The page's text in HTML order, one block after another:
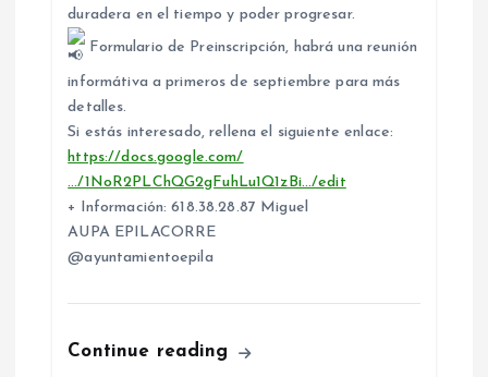
duradera en el tiempo y poder progresar.
Formulario de Preinscripción, habrá una reunión
informátiva a primeros de septiembre para más
detalles.
Si estás interesado, rellena el siguiente enlace:
https://docs.google.com/
…/1NoR2PLChQG2gFuhLu1Q1zBi…/edit
+ Información: 618.38.28.87 Miguel
AUPA EPILACORRE
@ayuntamientoepila
Continue reading